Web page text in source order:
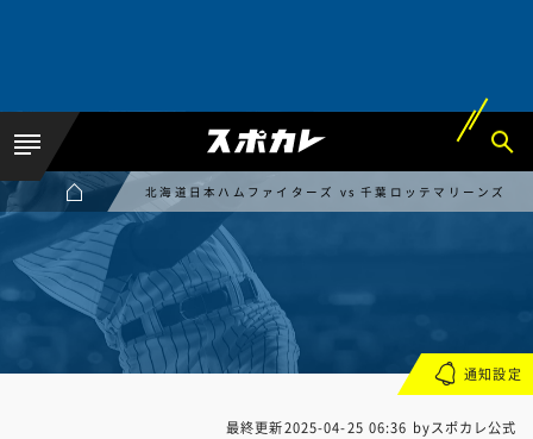
北海道日本ハムファイターズ vs 千葉ロッテマリーンズ
最終更新2025-04-25 06:36 byスポカレ公式
通知設定